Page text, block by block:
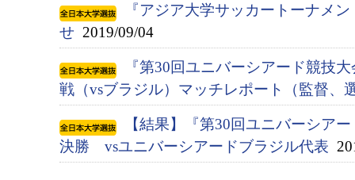
『アジア大学サッカートーナメ
せ 2019/09/04
『第30回ユニバーシアード競技
戦（vsブラジル）マッチレポート（監督、
【結果】『第30回ユニバーシア
決勝 vsユニバーシアードブラジル代表